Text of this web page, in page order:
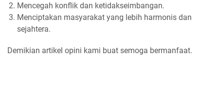
Mencegah konflik dan ketidakseimbangan.
Menciptakan masyarakat yang lebih harmonis dan
sejahtera.
Demikian artikel opini kami buat semoga bermanfaat.